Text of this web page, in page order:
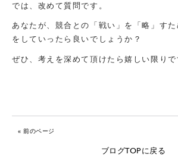
では、改めて質問です。
あなたが、競合との「戦い」を「略」すた
をしていったら良いでしょうか？
ぜひ、考えを深めて頂けたら嬉しい限りで
« 前のページ
ブログTOPに戻る